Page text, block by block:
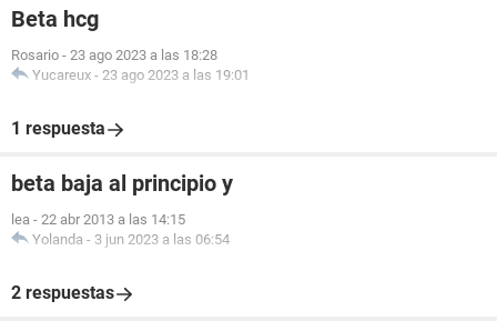
Beta hcg
Rosario - 23 ago 2023 a las 18:28
Yucareux - 23 ago 2023 a las 19:01
1 respuesta
beta baja al principio y
lea - 22 abr 2013 a las 14:15
Yolanda - 3 jun 2023 a las 06:54
2 respuestas